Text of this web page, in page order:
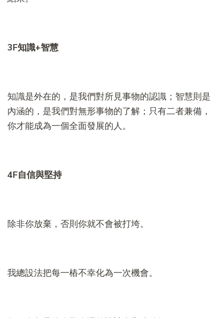
3F知識+智慧
知識是外在的，是我們對所見事物的認識；智慧則是
內涵的，是我們對無形事物的了解；只有二者兼備，
你才能成為一個全面發展的人。
4F自信與堅持
除非你放棄，否則你就不會被打垮。
我總設法把每一樁不幸化為一次機會。